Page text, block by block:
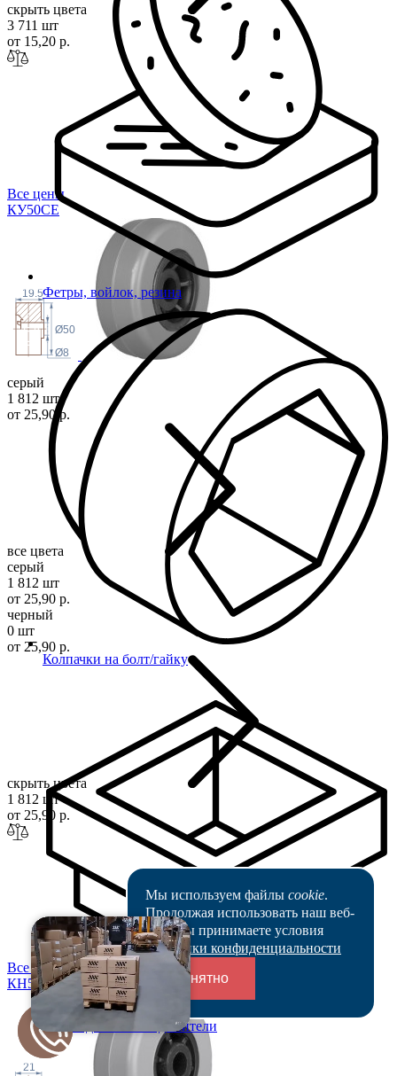
Фетры, войлок, резина
Колпачки на болт/гайку
Переходники и соединители
скрыть цвета
3 711 шт
от 15,20 р.
Все цены
КУ50СЕ
19.5
Ø50
Ø8
серый
1 812 шт
от 25,90 р.
все цвета
серый
1 812 шт
от 25,90 р.
черный
0 шт
от 25,90 р.
скрыть цвета
1 812 шт
от 25,90 р.
Все цены
КН50СЕ
21
Мы используем файлы cookie.
Продолжая использовать наш веб-
сайт, вы принимаете условия
Политики конфиденциальности
Понятно